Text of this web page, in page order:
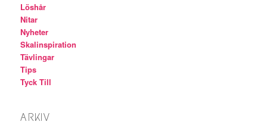
Löshår
Nitar
Nyheter
Skalinspiration
Tävlingar
Tips
Tyck Till
ARKIV